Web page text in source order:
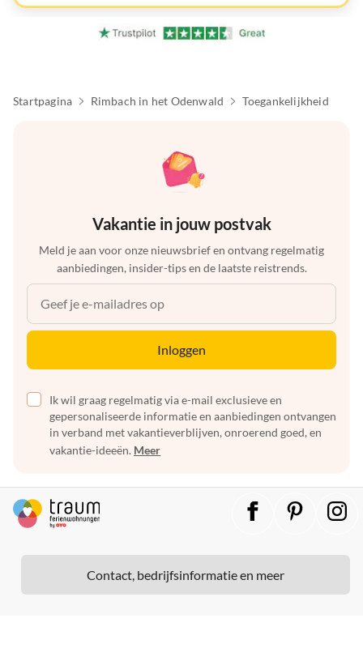
Startpagina Rimbach in het Odenwald Toegankelijkheid
Vakantie in jouw postvak
Meld je aan voor onze nieuwsbrief en ontvang regelmatig
aanbiedingen, insider-tips en de laatste reistrends.
Inloggen
Ik wil graag regelmatig via e-mail exclusieve en
gepersonaliseerde informatie en aanbiedingen ontvangen
in verband met vakantieverblijven, onroerend goed, en
vakantie-ideeën. Meer
Contact, bedrijfsinformatie en meer